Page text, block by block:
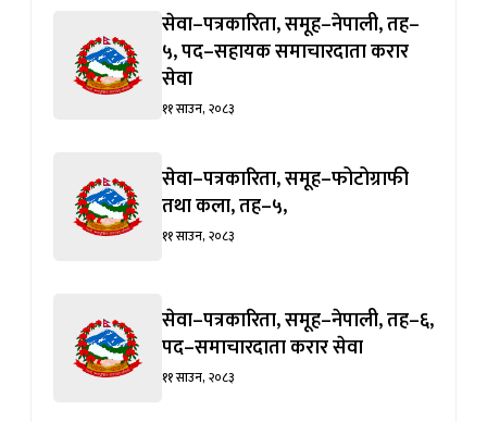
सेवा–पत्रकारिता, समूह–नेपाली, तह–
५, पद–सहायक समाचारदाता करार
सेवा
११ साउन, २०८३
सेवा–पत्रकारिता, समूह–फोटोग्राफी
तथा कला, तह–५,
११ साउन, २०८३
सेवा–पत्रकारिता, समूह–नेपाली, तह–६,
पद–समाचारदाता करार सेवा
११ साउन, २०८३